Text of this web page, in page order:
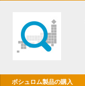
ボシュロム製品の購入